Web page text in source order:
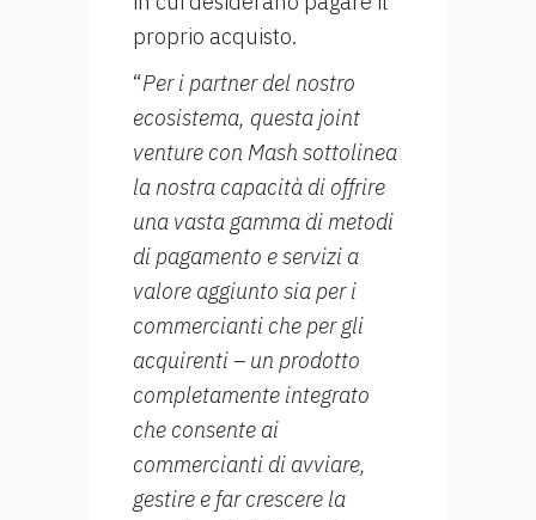
proprio acquisto.
“Per i partner del nostro
ecosistema, questa joint
venture con Mash sottolinea
la nostra capacità di offrire
una vasta gamma di metodi
di pagamento e servizi a
valore aggiunto sia per i
commercianti che per gli
acquirenti – un prodotto
completamente integrato
che consente ai
commercianti di avviare,
gestire e far crescere la